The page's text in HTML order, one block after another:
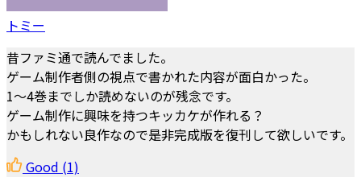
トミー
昔ファミ通で読んでました。
ゲーム制作者側の視点で書かれた内容が面白かった。
1～4巻までしか読めないのが残念です。
ゲーム制作に興味を持つキッカケが作れる？
かもしれない良作なので是非完成版を復刊して欲しいです。
Good (1)